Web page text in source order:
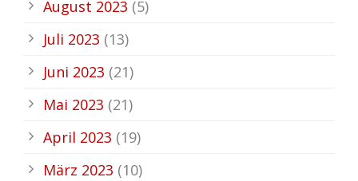
August 2023 (5)
Juli 2023 (13)
Juni 2023 (21)
Mai 2023 (21)
April 2023 (19)
März 2023 (10)